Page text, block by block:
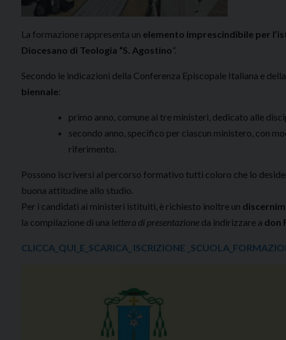
La formazione rappresenta un elemento imprescindibile per
Diocesano di Teologia “S. Agostino”.
Secondo le indicazioni della Conferenza Episcopale Italiana e
biennale:
primo anno, comune ai tre ministeri, dedicato alle
secondo anno, specifico per ciascun ministero, con
riferimento.
Possono iscriversi al percorso formativo tutti coloro che lo
buona attitudine allo studio.
Per i candidati ai ministeri istituiti, è richiesto inoltre un
la compilazione di una lettera di presentazione da indirizzare a don
CLICCA_QUI_E_SCARICA_ ISCRIZIONE